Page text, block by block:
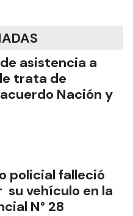
asistencia a
trata de
Nación y
policial falleció
su vehículo en la
N° 28